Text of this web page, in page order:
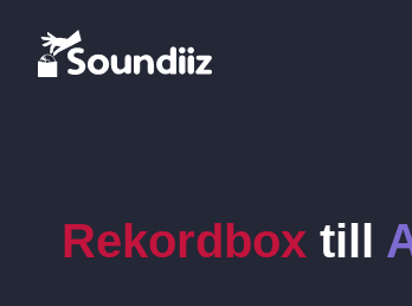
Rekordbox till